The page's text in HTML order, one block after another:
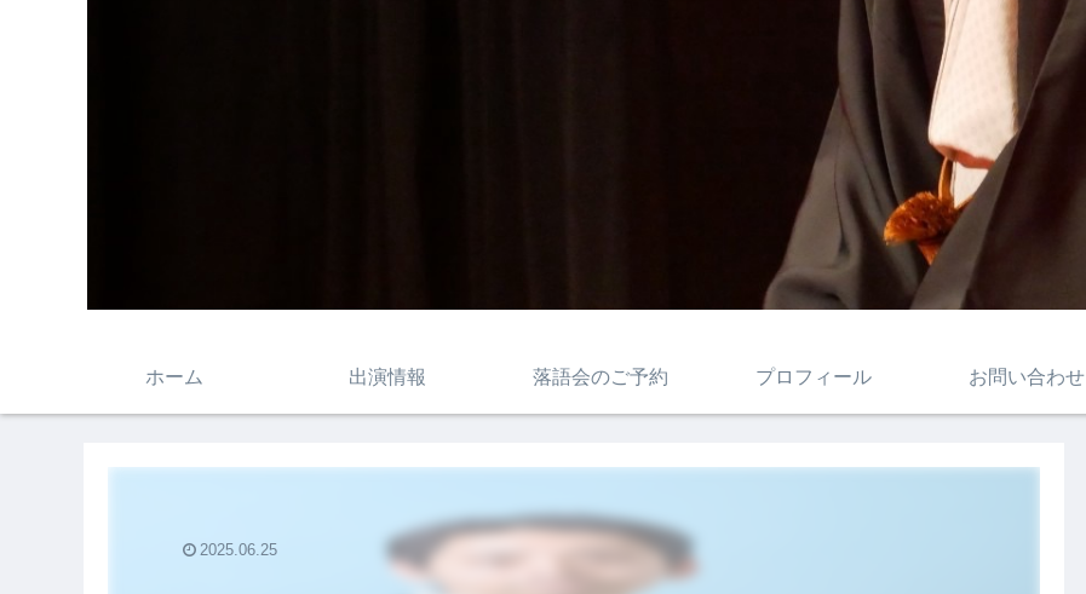
ホーム 出演情報 落語会のご予約 プロフィール お問い合わせ
2025.06.25